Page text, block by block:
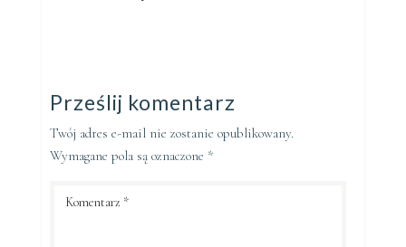
Prześlij komentarz
Twój adres e-mail nie zostanie opublikowany.
Wymagane pola są oznaczone *